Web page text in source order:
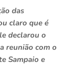
das
claro que é
declarou o
reunião com o
Sampaio e